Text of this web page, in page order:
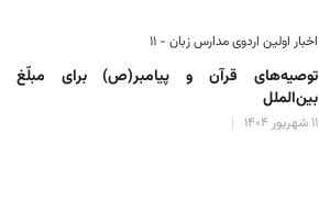
اخبار اولین اردوی مدارس زبان - ۱۱
توصیه‌های قرآن و پیامبر(ص) برای مبلّغ
بین‌الملل
۱۱ شهریور ۱۴۰۴